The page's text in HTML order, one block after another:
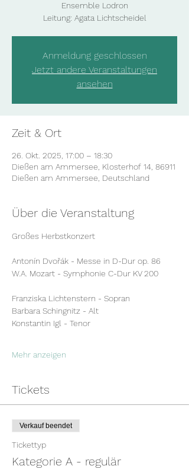
Ensemble Lodron
Leitung: Agata Lichtscheidel
Anmeldung geschlossen
Jetzt andere Veranstaltungen
ansehen
Zeit & Ort
26. Okt. 2025, 17:00 – 18:30
Dießen am Ammersee, Klosterhof 14, 86911
Dießen am Ammersee, Deutschland
Über die Veranstaltung
Großes Herbstkonzert
Antonín Dvořák - Messe in D-Dur op. 86
W.A. Mozart - Symphonie C-Dur KV 200
Franziska Lichtenstern - Sopran
Barbara Schingnitz - Alt
Konstantin Igl - Tenor
Mehr anzeigen
Tickets
Verkauf beendet
Tickettyp
Kategorie A - regulär